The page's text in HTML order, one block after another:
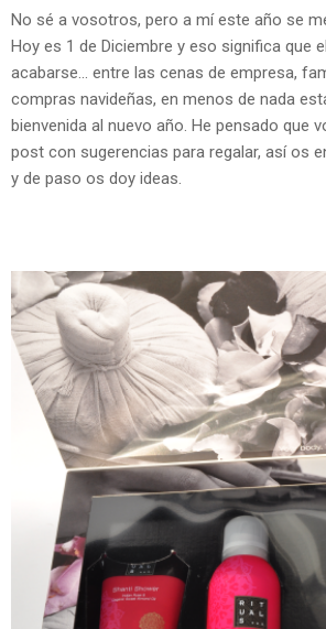
No sé a vosotros, pero a mí este año se
Hoy es 1 de Diciembre y eso significa que
acabarse... entre las cenas de empresa,
compras navideñas, en menos de nada
bienvenida al nuevo año. He pensado que
post con sugerencias para regalar, así os
y de paso os doy ideas.